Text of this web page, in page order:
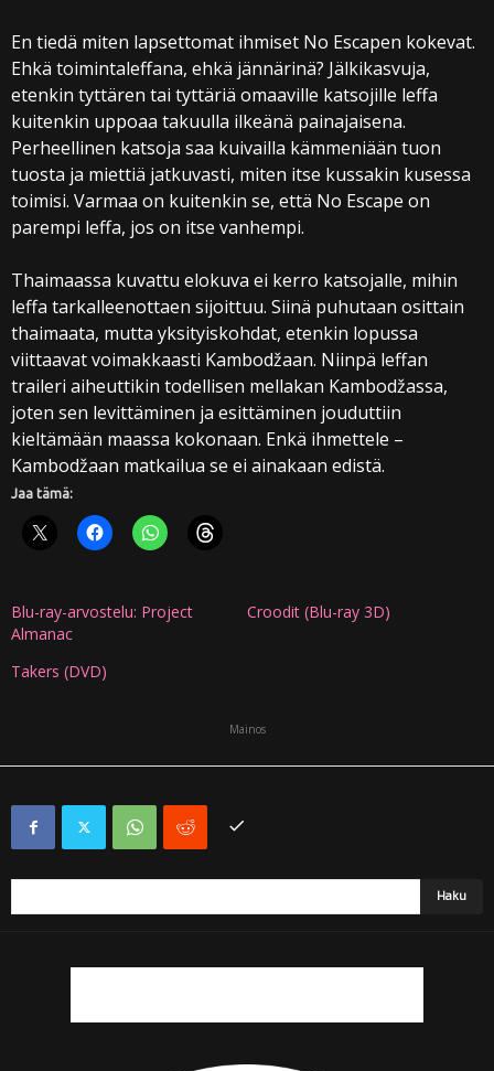
En tiedä miten lapsettomat ihmiset No Escapen kokevat.
Ehkä toimintaleffana, ehkä jännärinä? Jälkikasvuja,
etenkin tyttären tai tyttäriä omaaville katsojille leffa
kuitenkin uppoaa takuulla ilkeänä painajaisena.
Perheellinen katsoja saa kuivailla kämmeniään tuon
tuosta ja miettiä jatkuvasti, miten itse kussakin kusessa
toimisi. Varmaa on kuitenkin se, että No Escape on
parempi leffa, jos on itse vanhempi.
Thaimaassa kuvattu elokuva ei kerro katsojalle, mihin
leffa tarkalleenottaen sijoittuu. Siinä puhutaan osittain
thaimaata, mutta yksityiskohdat, etenkin lopussa
viittaavat voimakkaasti Kambodžaan. Niinpä leffan
traileri aiheuttikin todellisen mellakan Kambodžassa,
joten sen levittäminen ja esittäminen jouduttiin
kieltämään maassa kokonaan. Enkä ihmettele –
Kambodžaan matkailua se ei ainakaan edistä.
Jaa tämä:
Blu-ray-arvostelu: Project
Almanac
Croodit (Blu-ray 3D)
Takers (DVD)
Mainos